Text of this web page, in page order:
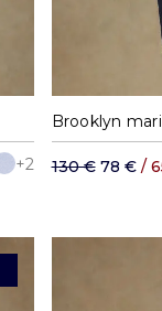
+2
S
Brooklyn
130 € 78 €/